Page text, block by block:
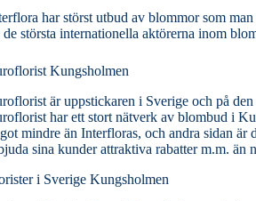
har störst utbud av blommor som
de största internationella aktörerna inom
Kungsholmen
är uppstickaren i Sverige och på
har ett stort nätverk av blombud i
mindre än Interfloras, och andra sidan är
sina kunder attraktiva rabatter m.m. än
i Sverige Kungsholmen